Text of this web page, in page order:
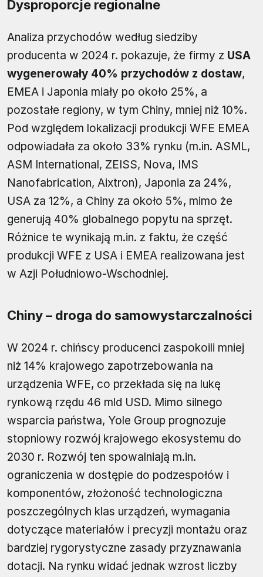
Dysproporcje regionalne
Analiza przychodów według siedziby
producenta w 2024 r. pokazuje, że firmy z USA
wygenerowały 40% przychodów z dostaw,
EMEA i Japonia miały po około 25%, a
pozostałe regiony, w tym Chiny, mniej niż 10%.
Pod względem lokalizacji produkcji WFE EMEA
odpowiadała za około 33% rynku (m.in. ASML,
ASM International, ZEISS, Nova, IMS
Nanofabrication, Aixtron), Japonia za 24%,
USA za 12%, a Chiny za około 5%, mimo że
generują 40% globalnego popytu na sprzęt.
Różnice te wynikają m.in. z faktu, że część
produkcji WFE z USA i EMEA realizowana jest
w Azji Południowo-Wschodniej.
Chiny – droga do samowystarczalności
W 2024 r. chińscy producenci zaspokoili mniej
niż 14% krajowego zapotrzebowania na
urządzenia WFE, co przekłada się na lukę
rynkową rzędu 46 mld USD. Mimo silnego
wsparcia państwa, Yole Group prognozuje
stopniowy rozwój krajowego ekosystemu do
2030 r. Rozwój ten spowalniają m.in.
ograniczenia w dostępie do podzespołów i
komponentów, złożoność technologiczna
poszczególnych klas urządzeń, wymagania
dotyczące materiałów i precyzji montażu oraz
bardziej rygorystyczne zasady przyznawania
dotacji. Na rynku widać jednak wzrost liczby